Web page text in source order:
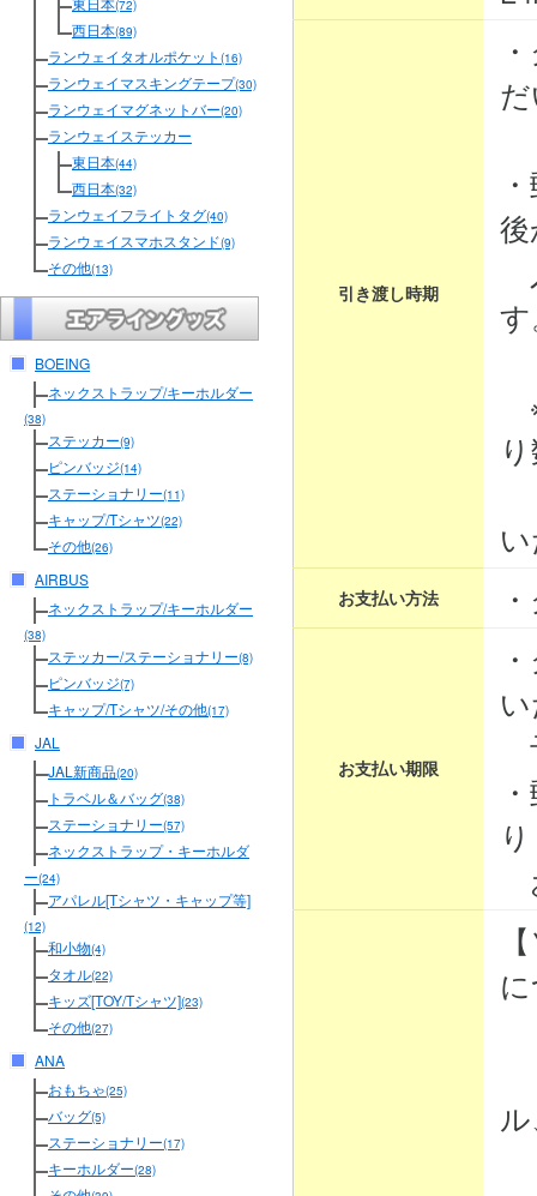
(72)
西日本(89)
ランウェイタオルポケット (16)
ランウェイマスキングテープ(30)
ランウェイマグネットバー(20)
ランウェイステッカー
東日本(44)
西日本(32)
ランウェイフライトタグ(40)
ランウェイスマホスタンド(9)
その他(13)
BOEING
ネックストラップ/キーホルダー
(38)
ステッカー(9)
ピンバッジ(14)
ステーショナリー(11)
キャップ/Tシャツ(22)
その他(26)
AIRBUS
ネックストラップ/キーホルダー
(38)
ステッカー/ステーショナリー(8)
ピンバッジ(7)
キャップ/Tシャツ/その他(17)
JAL
JAL新商品(20)
トラベル＆バッグ(38)
ステーショナリー(57)
ネックストラップ・キーホルダ
ー(24)
アパレル[Tシャツ・キャップ等]
(12)
和小物(4)
タオル(22)
キッズ[TOY/Tシャツ](23)
その他(27)
ANA
おもちゃ(25)
バッグ(5)
ステーショナリー(17)
キーホルダー(28)
引き渡し時期
お支払い方法
お支払い期限